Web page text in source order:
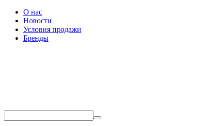
О нас
Новости
Условия продажи
Бренды